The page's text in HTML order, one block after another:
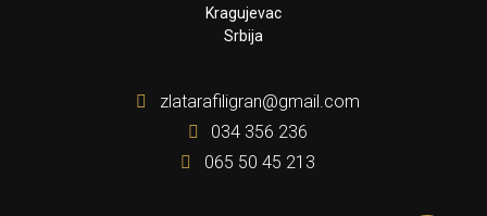
Kragujevac
Srbija
zlatarafiligran@gmail.com
034 356 236
065 50 45 213